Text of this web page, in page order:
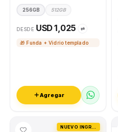
256GB 512GB
DESDE USD 1,025 ⇄
🎁 Funda + Vidrio templado
Agregar